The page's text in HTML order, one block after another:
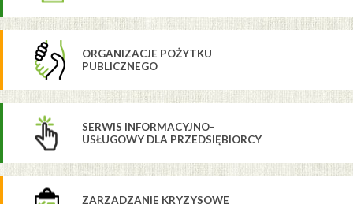
ORGANIZACJE POŻYTKU
PUBLICZNEGO
SERWIS INFORMACYJNO-
USŁUGOWY DLA PRZEDSIĘBIORCY
ZARZĄDZANIE KRYZYSOWE